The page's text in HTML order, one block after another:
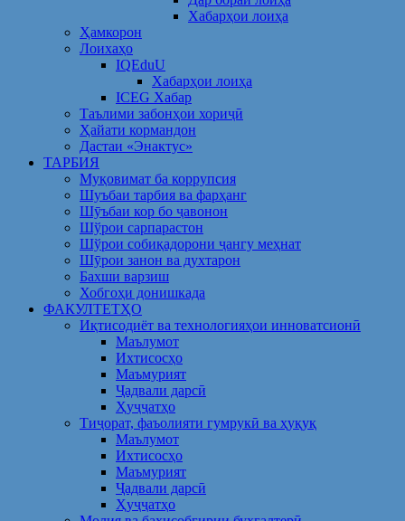
Хабарҳои лоиҳа
Ҳамкорон
Лоихаҳо
IQEduU
Хабарҳои лоиҳа
ICEG Хабар
Таълими забонҳои хориҷӣ
Ҳайати кормандон
Дастаи «Энактус»
ТАРБИЯ
Муқовимат ба коррупсия
Шуъбаи тарбия ва фарҳанг
Шӯъбаи кор бо ҷавонон
Шўрои сарпарастон
Шўрои собиқадорони ҷангу меҳнат
Шӯрои занон ва духтарон
Бахши варзиш
Хобгоҳи донишкада
ФАКУЛТЕТҲО
Иқтисодиёт ва технологияҳои инноватсионӣ
Маълумот
Ихтисосҳо
Маъмурият
Ҷадвали дарсӣ
Ҳуҷҷатҳо
Тиҷорат, фаъолияти гумрукӣ ва ҳуқуқ
Маълумот
Ихтисосҳо
Маъмурият
Ҷадвали дарсӣ
Ҳуҷҷатҳо